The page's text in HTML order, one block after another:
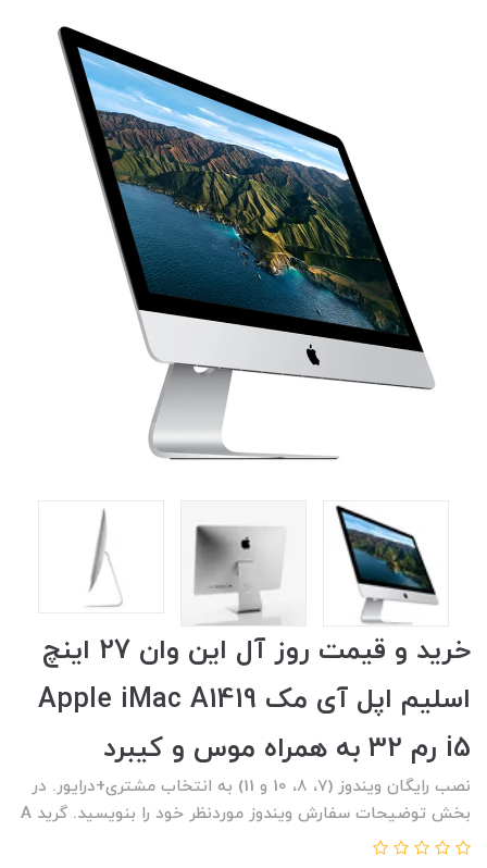
خرید و قیمت روز آل این وان 27 اینچ
اسلیم اپل آی مک Apple iMac A1419
i5 رم 32 به همراه موس و کیبرد
نصب رایگان ویندوز (7، 8، 10 و 11) به انتخاب مشتری+درایور. در
بخش توضیحات سفارش ویندوز موردنظر خود را بنویسید. گرید A